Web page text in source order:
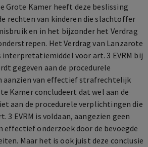
Grote Kamer heeft deze beslissing
rechten van kinderen die slachtoffer
en in het bijzonder het Verdrag
Het Verdrag van Lanzarote
voor art. 3 EVRM bij
gegeven aan de procedurele
aanzien van effectief strafrechtelijk
Kamer concludeert dat wel aan de
aan de procedurele verplichtingen die
3 EVRM is voldaan, aangezien geen
effectief onderzoek door de bevoegde
Maar het is ook juist deze conclusie